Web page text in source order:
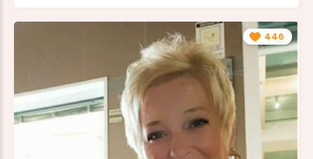
446